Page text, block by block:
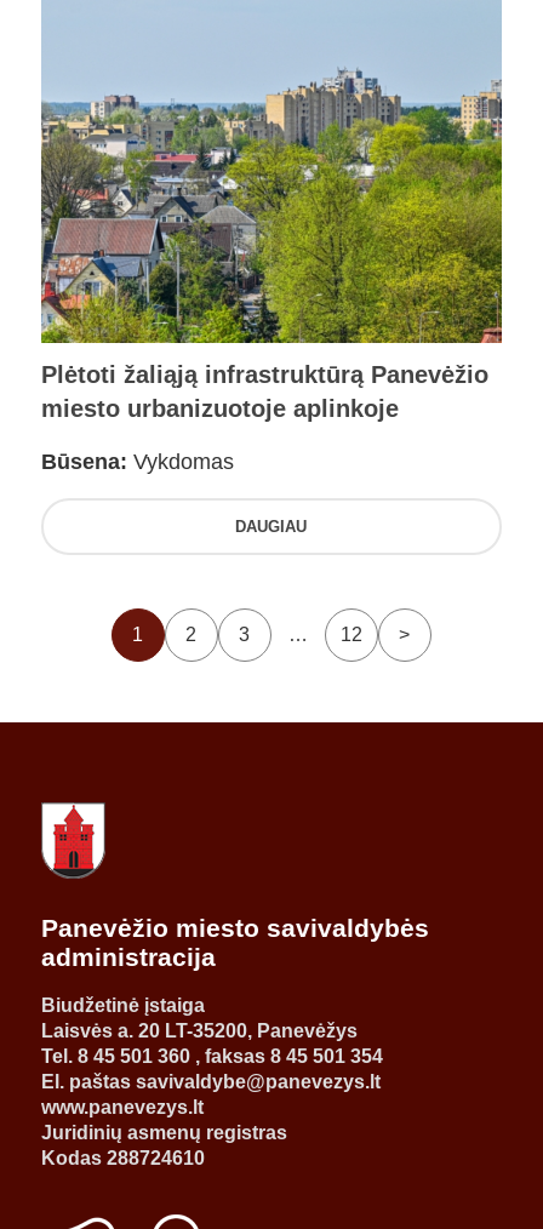
Plėtoti žaliąją infrastruktūrą Panevėžio
miesto urbanizuotoje aplinkoje
Būsena: Vykdomas
DAUGIAU
1 2 3 … 12 >
Panevėžio miesto savivaldybės
administracija
Biudžetinė įstaiga
Laisvės a. 20 LT-35200, Panevėžys
Tel. 8 45 501 360 , faksas 8 45 501 354
El. paštas savivaldybe@panevezys.lt
www.panevezys.lt
Juridinių asmenų registras
Kodas 288724610